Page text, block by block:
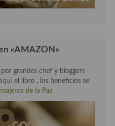
«AMAZON»
grandes chef y bloggers
el libro , los beneficios se
de la Paz